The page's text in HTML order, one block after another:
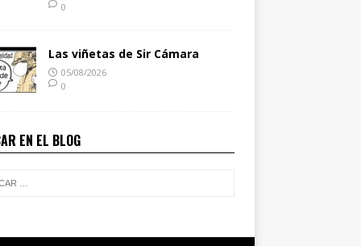
0
Las viñetas de Sir Cámara
05/08/2026
0
EN EL BLOG